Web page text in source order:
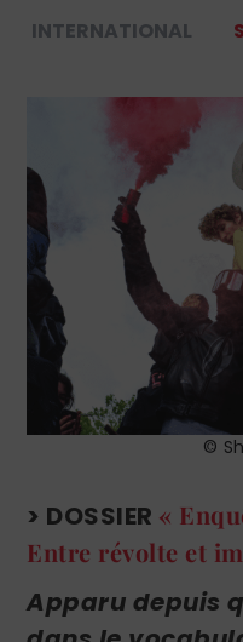
INTERNATIONAL
©
> DOSSIER «
Entre révolte et
Apparu depuis